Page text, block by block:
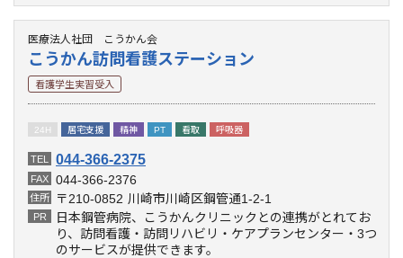
医療法人社団 こうかん会
こうかん訪問看護ステーション
看護学生実習受入
24H 居宅支援 精神 PT 看取 呼吸器
TEL 044-366-2375
FAX 044-366-2376
住所 〒210-0852 川崎市川崎区鋼管通1-2-1
PR
日本鋼管病院、こうかんクリニックとの連携がとれてお
り、訪問看護・訪問リハビリ・ケアプランセンター・3つ
のサービスが提供できます。